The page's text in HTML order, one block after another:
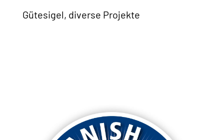
Gütesigel, diverse Projekte